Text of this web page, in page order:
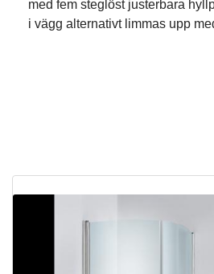
med fem steglöst justerbara
i vägg alternativt limmas upp